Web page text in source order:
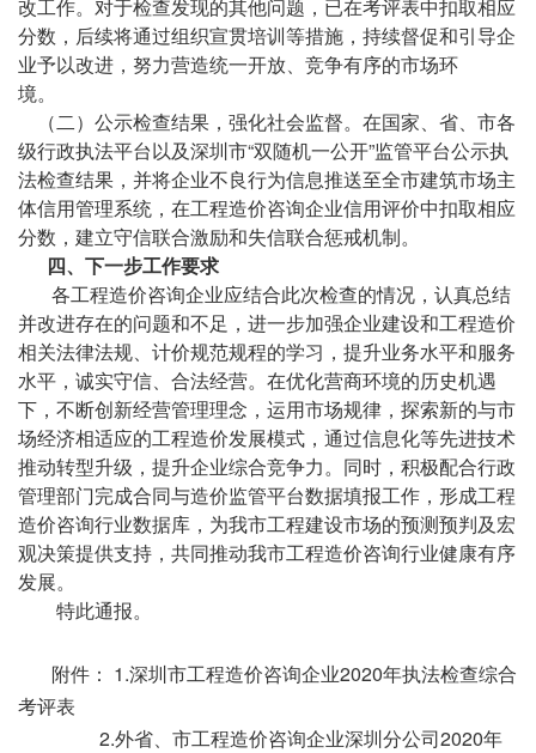
改工作。对于检查发现的其他问题，已在考评表中扣取相应
分数，后续将通过组织宣贯培训等措施，持续督促和引导企
业予以改进，努力营造统一开放、竞争有序的市场环
境。
（二）公示检查结果，强化社会监督。在国家、省、市各
级行政执法平台以及深圳市“双随机一公开”监管平台公示执
法检查结果，并将企业不良行为信息推送至全市建筑市场主
体信用管理系统，在工程造价咨询企业信用评价中扣取相应
分数，建立守信联合激励和失信联合惩戒机制。
四、下一步工作要求
各工程造价咨询企业应结合此次检查的情况，认真总结
并改进存在的问题和不足，进一步加强企业建设和工程造价
相关法律法规、计价规范规程的学习，提升业务水平和服务
水平，诚实守信、合法经营。在优化营商环境的历史机遇
下，不断创新经营管理理念，运用市场规律，探索新的与市
场经济相适应的工程造价发展模式，通过信息化等先进技术
推动转型升级，提升企业综合竞争力。同时，积极配合行政
管理部门完成合同与造价监管平台数据填报工作，形成工程
造价咨询行业数据库，为我市工程建设市场的预测预判及宏
观决策提供支持，共同推动我市工程造价咨询行业健康有序
发展。
特此通报。
附件： 1.深圳市工程造价咨询企业2020年执法检查综合
考评表
2.外省、市工程造价咨询企业深圳分公司2020年